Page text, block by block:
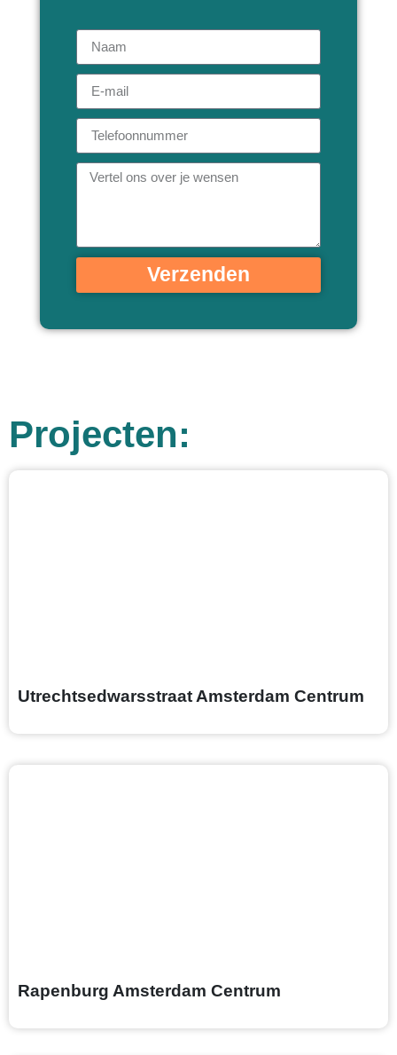
Verzenden
Projecten:
Utrechtsedwarsstraat Amsterdam Centrum
Rapenburg Amsterdam Centrum